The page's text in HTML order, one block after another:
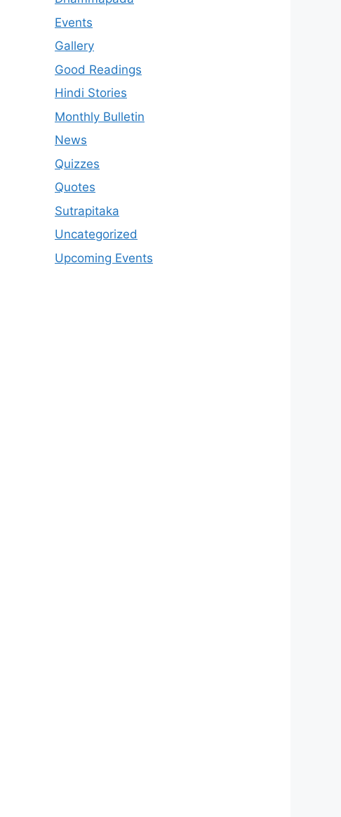
Events
Gallery
Good Readings
Hindi Stories
Monthly Bulletin
News
Quizzes
Quotes
Sutrapitaka
Uncategorized
Upcoming Events